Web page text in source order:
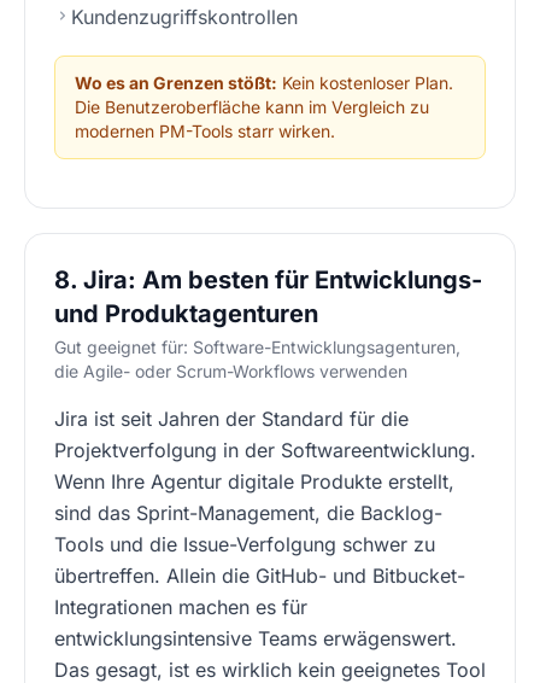
Kundenzugriffskontrollen
Wo es an Grenzen stößt: Kein kostenloser Plan.
Die Benutzeroberfläche kann im Vergleich zu
modernen PM-Tools starr wirken.
8. Jira: Am besten für Entwicklungs-
und Produktagenturen
Gut geeignet für: Software-Entwicklungsagenturen,
die Agile- oder Scrum-Workflows verwenden
Jira ist seit Jahren der Standard für die
Projektverfolgung in der Softwareentwicklung.
Wenn Ihre Agentur digitale Produkte erstellt,
sind das Sprint-Management, die Backlog-
Tools und die Issue-Verfolgung schwer zu
übertreffen. Allein die GitHub- und Bitbucket-
Integrationen machen es für
entwicklungsintensive Teams erwägenswert.
Das gesagt, ist es wirklich kein geeignetes Tool